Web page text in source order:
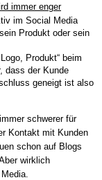
immer enger
im Social Media
Produkt oder sein
Produkt“ beim
dass der Kunde
geneigt ist also
schwerer für
Kontakt mit Kunden
schon auf Blogs
wirklich